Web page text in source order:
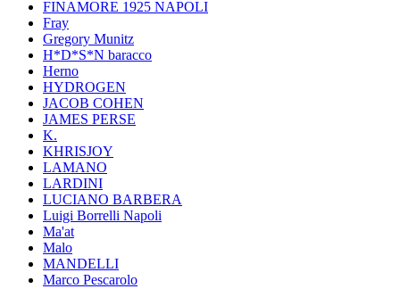
FINAMORE 1925 NAPOLI
Fray
Gregory Munitz
H*D*S*N baracco
Herno
HYDROGEN
JACOB COHEN
JAMES PERSE
K.
KHRISJOY
LAMANO
LARDINI
LUCIANO BARBERA
Luigi Borrelli Napoli
Ma'at
Malo
MANDELLI
Marco Pescarolo